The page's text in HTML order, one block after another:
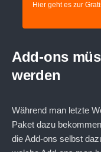
Hier geht es zur
Add-ons
werden
Während man letzte
Paket dazu
die Add-ons selbst